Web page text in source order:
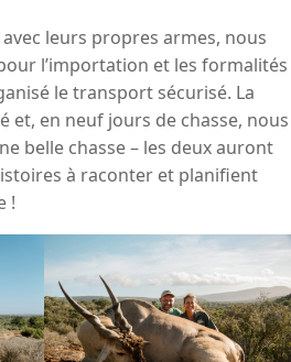
leurs propres armes, nous
l’importation et les formalités
le transport sécurisé. La
et, en neuf jours de chasse, nous
belle chasse – les deux auront
à raconter et planifient
!